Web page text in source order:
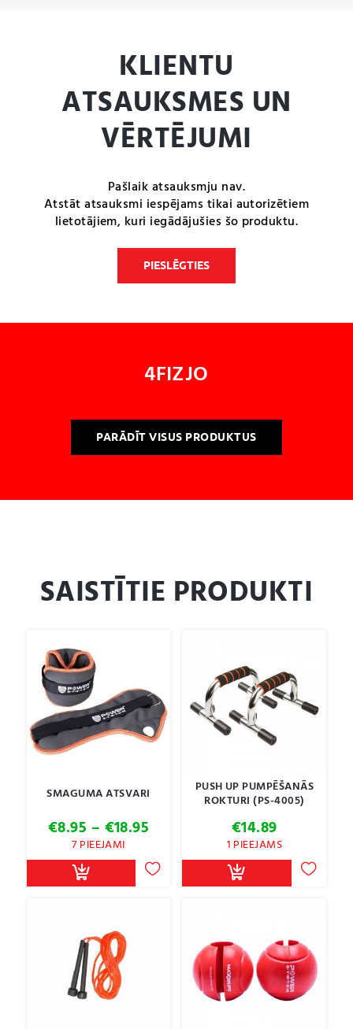
KLIENTU
ATSAUKSMES UN
VĒRTĒJUMI
Pašlaik atsauksmju nav.
Atstāt atsauksmi iespējams tikai autorizētiem
lietotājiem, kuri iegādājušies šo produktu.
PIESLĒGTIES
4FIZJO
PARĀDĪT VISUS PRODUKTUS
SAISTĪTIE PRODUKTI
SMAGUMA ATSVARI
€8.95 – €18.95
€8.95
through
€18.95
7 PIEEJAMI
PUSH UP PUMPĒŠANĀS
ROKTURI (PS-4005)
€14.89
1 PIEEJAMS